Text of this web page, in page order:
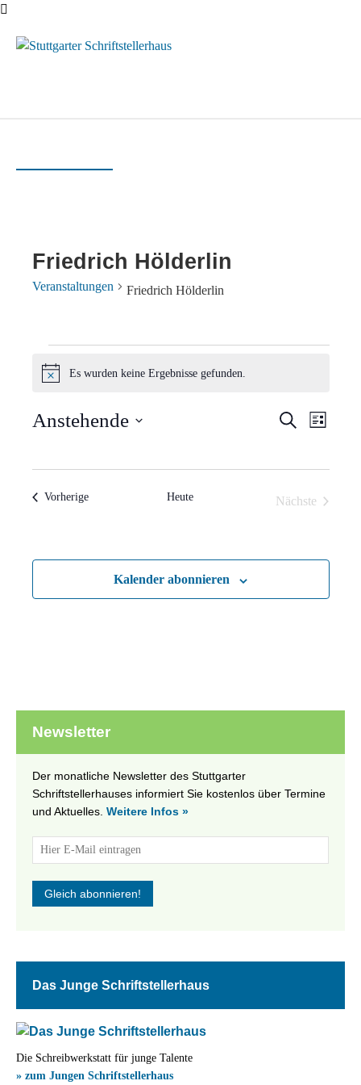
Friedrich Hölderlin
Veranstaltungen Friedrich Hölderlin
Veranstaltungen
Hinweis
Es wurden keine Ergebnisse gefunden.
SucheListe
Anstehende
wählen.
VorherigeVeranstaltungen Heute
Nächste
Kalender abonnieren
Newsletter
Der monatliche Newsletter des Stuttgarter
Schriftstellerhauses informiert Sie kostenlos über Termine
und Aktuelles. Weitere Infos »
Das Junge Schriftstellerhaus
Die Schreibwerkstatt für junge Talente
» zum Jungen Schriftstellerhaus